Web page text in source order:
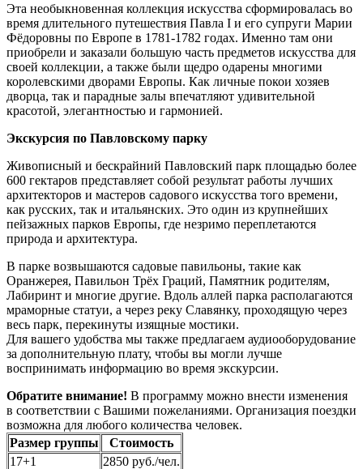
Эта необыкновенная коллекция искусства сформировалась во
время длительного путешествия Павла I и его супруги Марии
Фёдоровны по Европе в 1781-1782 годах. Именно там они
приобрели и заказали большую часть предметов искусства для
своей коллекции, а также были щедро одарены многими
королевскими дворами Европы. Как личные покои хозяев
дворца, так и парадные залы впечатляют удивительной
красотой, элегантностью и гармонией.
Экскурсия по Павловскому парку
Живописный и бескрайний Павловский парк площадью более
600 гектаров представляет собой результат работы лучших
архитекторов и мастеров садового искусства того времени,
как русских, так и итальянских. Это один из крупнейших
пейзажных парков Европы, где незримо переплетаются
природа и архитектура.
В парке возвышаются садовые павильоны, такие как
Оранжерея, Павильон Трёх Граций, Памятник родителям,
Лабиринт и многие другие. Вдоль аллей парка располагаются
мраморные статуи, а через реку Славянку, проходящую через
весь парк, перекинуты изящные мостики.
Для вашего удобства мы также предлагаем аудиооборудование
за дополнительную плату, чтобы вы могли лучше
воспринимать информацию во время экскурсии.
Обратите внимание! В программу можно внести изменения
в соответствии с Вашими пожеланиями. Организация поездки
возможна для любого количества человек.
Размер группы
Стоимость
17+1
2850 руб./чел.